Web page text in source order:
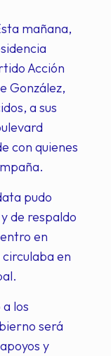
mañana,
Acción
González,
a sus
con quienes
pudo
de respaldo
en
en
los
será
y